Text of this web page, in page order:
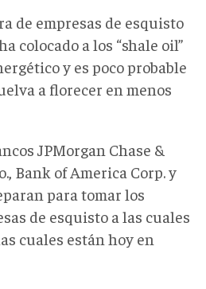
de empresas de esquisto
colocado a los “shale oil”
y es poco probable
a florecer en menos
JPMorgan Chase &
Bank of America Corp. y
para tomar los
de esquisto a las cuales
cuales están hoy en